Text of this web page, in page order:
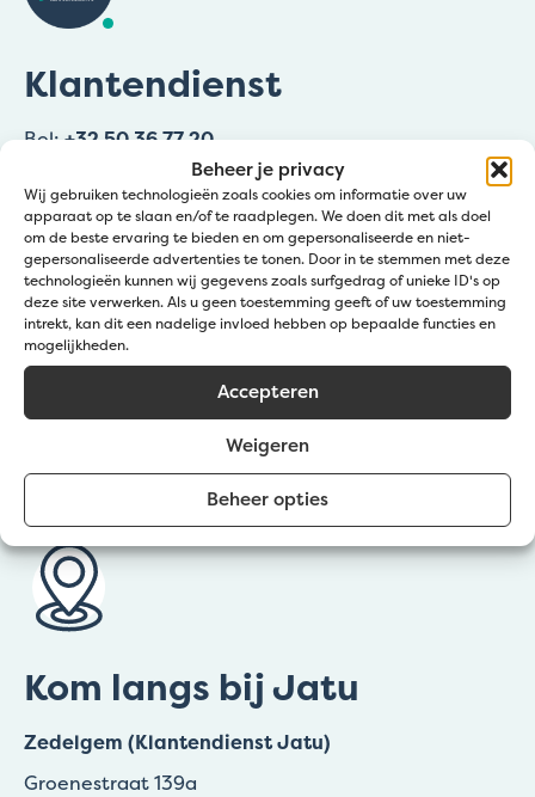
Beheer je privacy
Wij gebruiken technologieën zoals cookies om informatie over uw
apparaat op te slaan en/of te raadplegen. We doen dit met als doel
om de beste ervaring te bieden en om gepersonaliseerde en niet-
gepersonaliseerde advertenties te tonen. Door in te stemmen met deze
technologieën kunnen wij gegevens zoals surfgedrag of unieke ID's op
deze site verwerken. Als u geen toestemming geeft of uw toestemming
intrekt, kan dit een nadelige invloed hebben op bepaalde functies en
mogelijkheden.
Accepteren
Weigeren
Beheer opties
Klantendienst
Bel:+32 50 36 77 20
info@jatu.be
Zomeruren:
☀️1 – 19 juli & 8 – 31 augustus
🕖 09:00 – 12:00 | 12:30 – 16:30 uur
☀️20 juli – 7 augustus
🕖 09:00 – 12:00 | 12:30 – 15:30 uur
Zaterdagen wel open in Zedelgem: 4/07, 11/07 &
29/08
Kom langs bij Jatu
Zedelgem (Klantendienst Jatu)
Groenestraat 139a